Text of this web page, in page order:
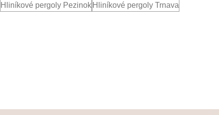
Hliníkové pergoly Pezinok Hliníkové pergoly Trnava